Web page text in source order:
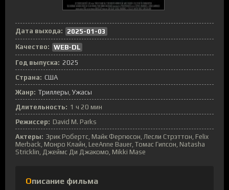
Дата выхода:
2025-01-03
Качество: WEB-DL
Год выпуска: 2025
Страна: США
Жанр: Триллеры Ужасы
Длительность: 1 ч 20 мин
Режиссер: David M. Parks
Актеры: Эрик Робертс, Майк Фергюсон, Лесли Стрэттон, Felix
Merback, Монро Клайн, LeeAnne Bauer, Томас Гипсон, Natasha
Stricklin, Джеймс Ди Джакомо, Mikki Mase
Описание фильма